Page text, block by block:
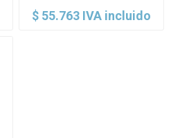
$ 55.763 IVA incluido